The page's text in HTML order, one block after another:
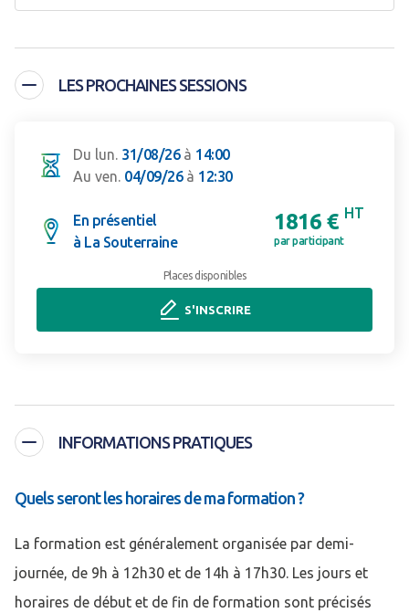
LES PROCHAINES SESSIONS
Du lun. 31/08/26à 14:00
Au ven. 04/09/26à 12:30
En présentiel
à La Souterraine
1816 € HT
par participant
Places disponibles
S'INSCRIRE
INFORMATIONS PRATIQUES
Quels seront les horaires de ma formation ?
La formation est généralement organisée par demi-
journée, de 9h à 12h30 et de 14h à 17h30. Les jours et
horaires de début et de fin de formation sont précisés